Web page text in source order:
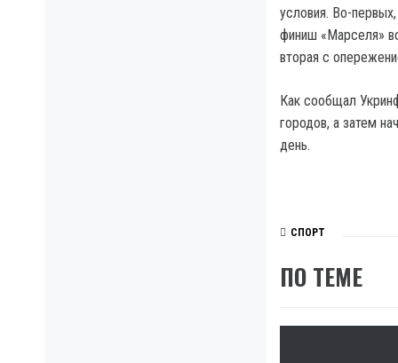
условия. Во-
финиш «Марселя»
вторая с
Как сообщал
городов, а затем
день.
СПОРТ
ПО ТЕМЕ